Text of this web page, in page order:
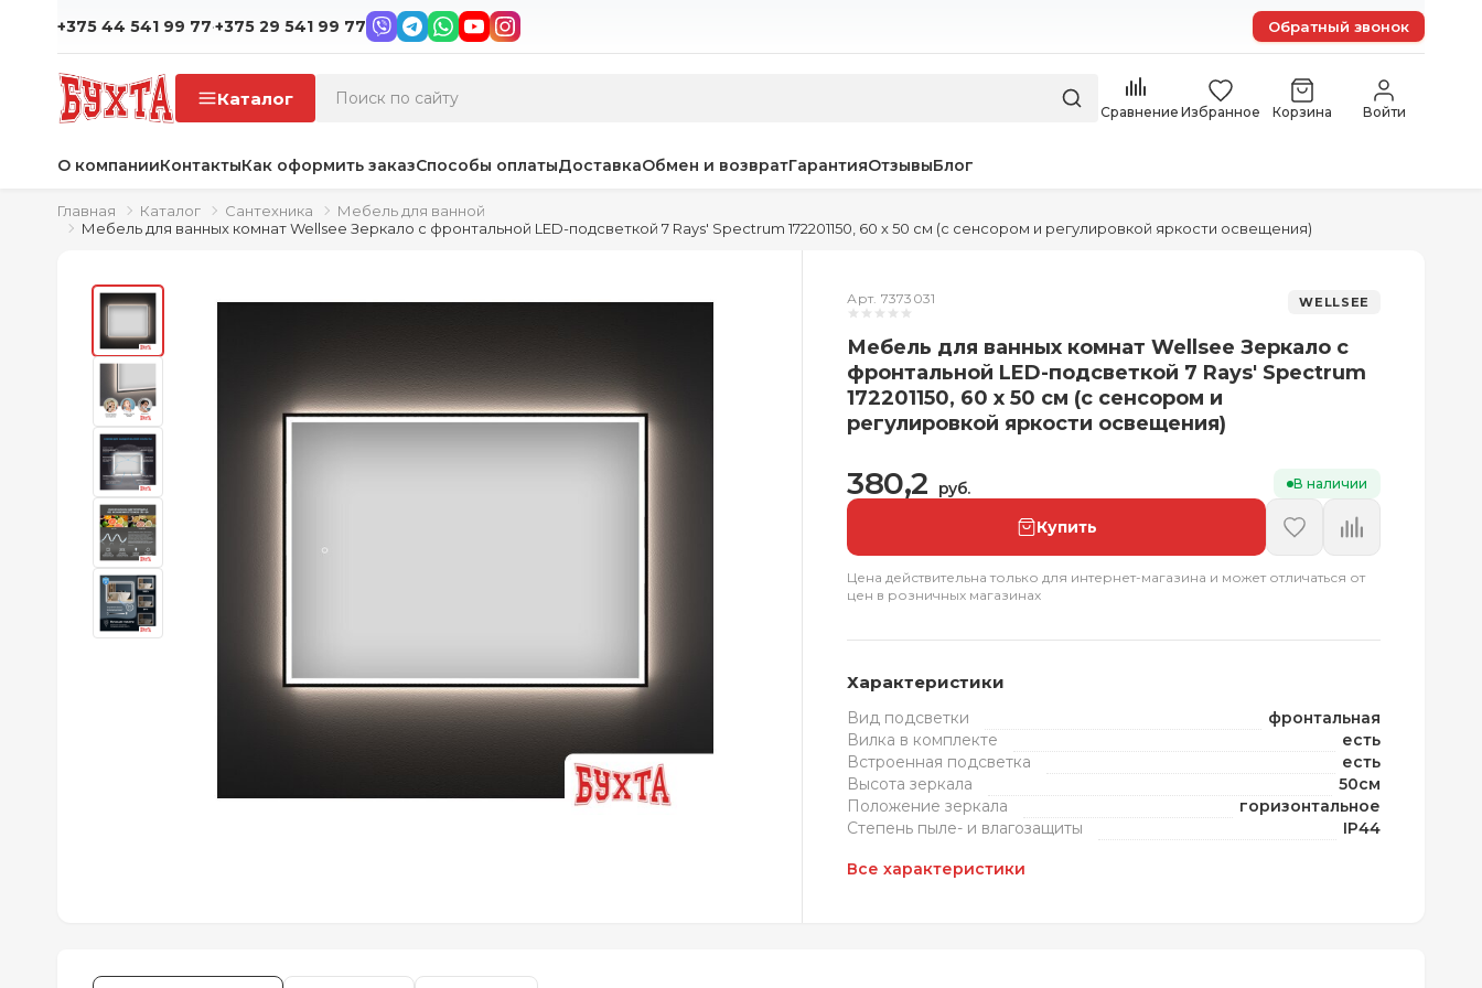
+375 44 541 99 77·+375 29 541 99 77 Обратный звонок
Каталог
Сравнение Избранное Корзина Войти
О компанииКонтактыКак оформить заказСпособы оплатыДоставкаОбмен и возвратГарантияОтзывыБлог
Главная Каталог Сантехника
Мебель для ванной
Мебель для ванных комнат Wellsee Зеркало с фронтальной LED-подсветкой 7 Rays' Spectrum 172201150, 60 х 50 см (с сенсором и регулировкой яркости освещения)
Арт. 7373031 WELLSEE
Мебель для ванных комнат Wellsee Зеркало с
фронтальной LED-подсветкой 7 Rays' Spectrum
172201150, 60 х 50 см (с сенсором и
регулировкой яркости освещения)
380,2 руб. В наличии
Купить
Цена действительна только для интернет-магазина и может отличаться от
цен в розничных магазинах
Характеристики
Вид подсветки
фронтальная
Вилка в комплекте
есть
Встроенная подсветка
есть
Высота зеркала
50см
Положение зеркала
горизонтальное
Степень пыле- и влагозащиты
IP44
Все характеристики